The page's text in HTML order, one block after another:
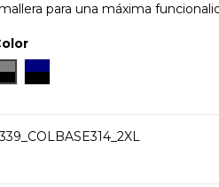
para una máxima
GRIS/NEGRO
MARINO/NEGRO